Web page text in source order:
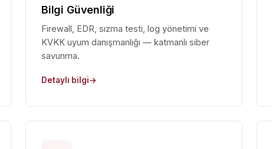
Bilgi Güvenliği
Firewall, EDR, sızma testi, log yönetimi ve
KVKK uyum danışmanlığı — katmanlı siber
savunma.
Detaylı bilgi